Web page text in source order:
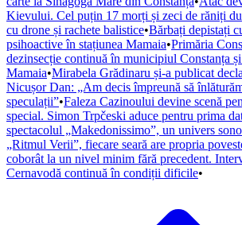
Kievului. Cel puțin 17 morți și zeci de răniți
cu drone și rachete balistice•Bărbați depistați
psihoactive în stațiunea Mamaia•Primăria
dezinsecție continuă în municipiul Constanța
Mamaia•Mirabela Grădinaru și-a publicat
Nicușor Dan: „Am decis împreună să
speculații”•Faleza Cazinoului devine scenă
special. Simon Trpčeski aduce pentru prima
spectacolul „Makedonissimo”, un univers
„Ritmul Verii”, fiecare seară are propria
coborât la un nivel minim fără precedent.
Cernavodă continuă în condiții dificile•